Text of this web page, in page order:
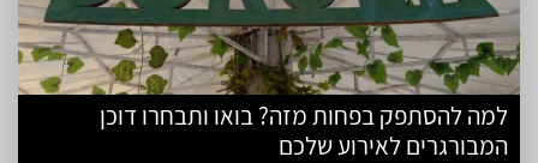
למה להסתפק בפחות מזה? בואו ותבחרו דוכן
המבורגרים לאירוע שלכם